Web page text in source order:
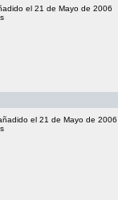
el 21 de Mayo de 2006
el 21 de Mayo de 2006